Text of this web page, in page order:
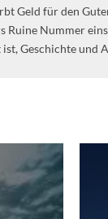
Geld für den
Ruine Nummer
Geschichte und